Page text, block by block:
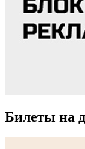
Билеты на